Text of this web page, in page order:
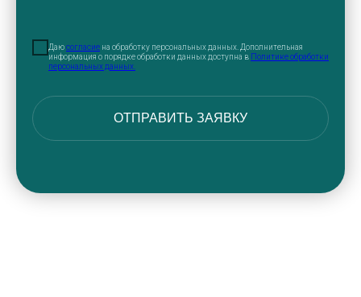
Даюсогласие на обработку персональных данных. Дополнительная
информация о порядке обработки данных доступна в Политике обработки
персональных данных.
ОТПРАВИТЬ ЗАЯВКУ